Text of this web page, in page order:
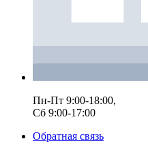
Пн-Пт 9:00-18:00,
Сб 9:00-17:00
Обратная связь